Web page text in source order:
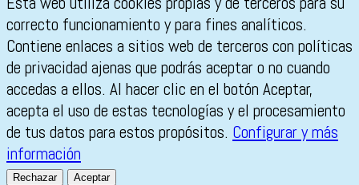
correcto funcionamiento y para fines analíticos.
Contiene enlaces a sitios web de terceros con políticas
de privacidad ajenas que podrás aceptar o no cuando
accedas a ellos. Al hacer clic en el botón Aceptar,
acepta el uso de estas tecnologías y el procesamiento
de tus datos para estos propósitos. Configurar y más
información
Rechazar Aceptar